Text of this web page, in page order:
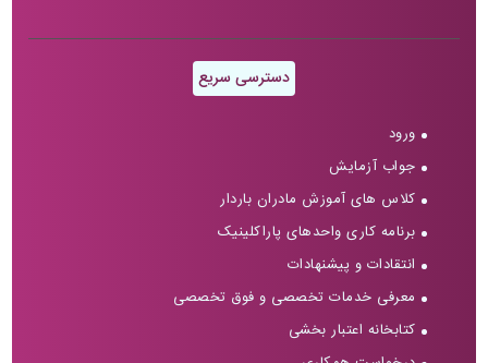
دسترسی سریع
ورود
جواب آزمایش
کلاس های آموزش مادران باردار
برنامه کاری واحدهای پاراکلینیک
انتقادات و پیشنهادات
معرفی خدمات تخصصی و فوق تخصصی
کتابخانه اعتبار بخشی